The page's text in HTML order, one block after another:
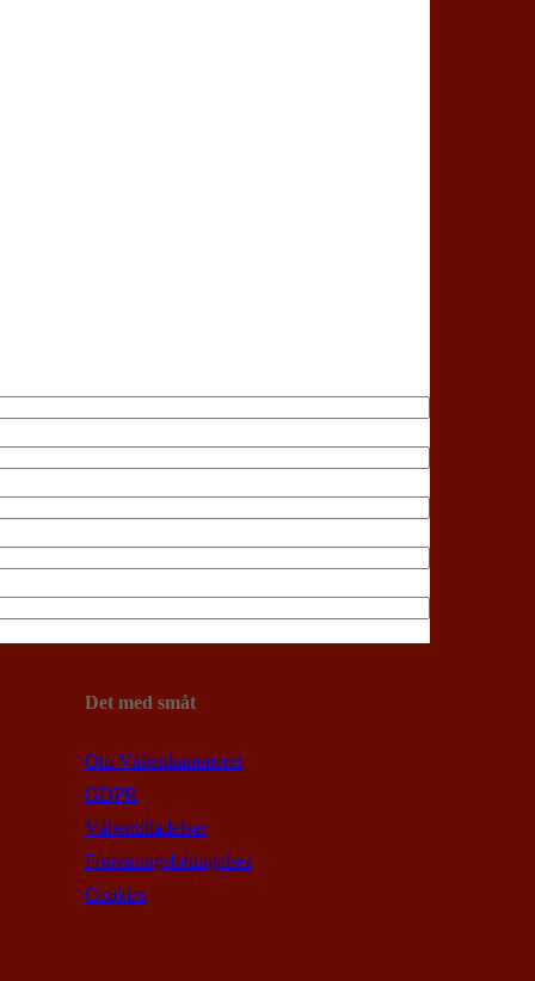
Det med småt
Om Våbenkammeret
GDPR
Våbentilladelser
Forretningsbetingelser
Cookies